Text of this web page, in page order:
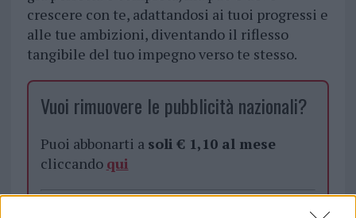
crescere con te, adattandosi ai tuoi progressi e
alle tue ambizioni, diventando il riflesso
tangibile del tuo impegno verso te stesso.
Vuoi rimuovere le pubblicità nazionali?
Puoi abbonarti a soli € 1,10 al mese
cliccando qui